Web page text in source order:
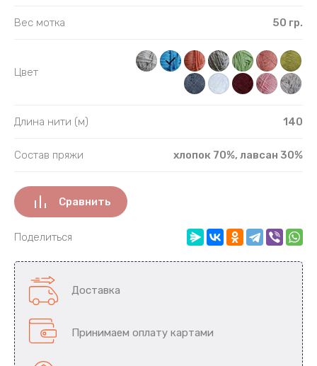
Полиамид
Полиэфир
Полиэстер
С
Собачья
Фибра
Вес мотка 50 гр.
Цвет
Длина нити (м) 140
Состав пряжи хлопок 70%, лавсан 30%
Сравнить
Поделиться
Доставка
Принимаем оплату картами